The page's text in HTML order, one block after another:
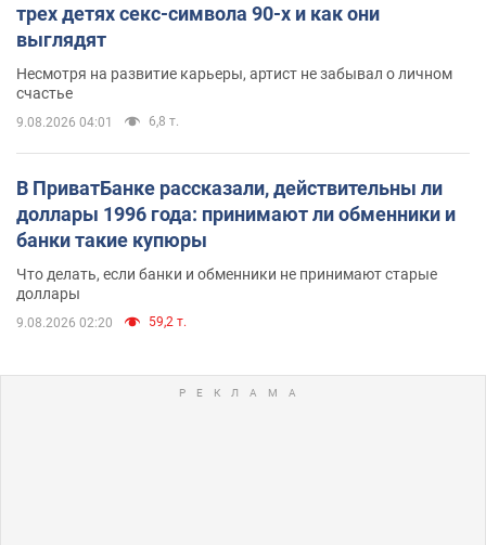
трех детях секс-символа 90-х и как они
выглядят
Несмотря на развитие карьеры, артист не забывал о личном
счастье
9.08.2026 04:01 6,8 т.
В ПриватБанке рассказали, действительны ли
доллары 1996 года: принимают ли обменники и
банки такие купюры
Что делать, если банки и обменники не принимают старые
доллары
9.08.2026 02:20 59,2 т.